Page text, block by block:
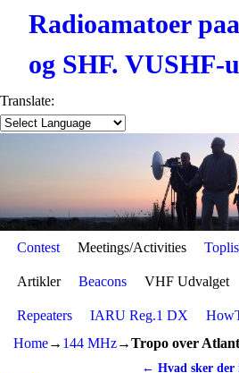
Radioamatoer
og SHF. VUSHF-
Translate:
Skip to primary content
Skip to secondary content
Contest Meetings/Activities
Artikler Beacons VHF Udvalget
Repeaters IARU Reg.1 DX
Home→ 144 MHz→Tropo over
← Hvad sker der